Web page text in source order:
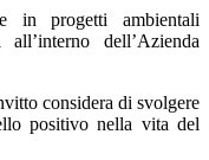
in progetti ambientali
dell’Azienda
considera di svolgere
positivo nella vita del